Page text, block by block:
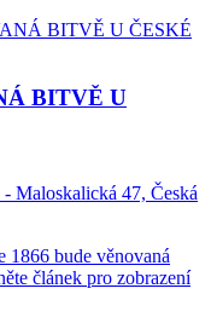
BITVĚ U
Maloskalická 47, Česká
1866 bude věnovaná
článek pro zobrazení